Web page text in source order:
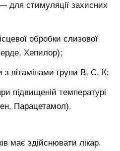
для стимуляції захисних
обробки слизової
Хепилор);
з вітамінами групи В, С, К;
підвищеній температурі
Парацетамол).
має здійснювати лікар.